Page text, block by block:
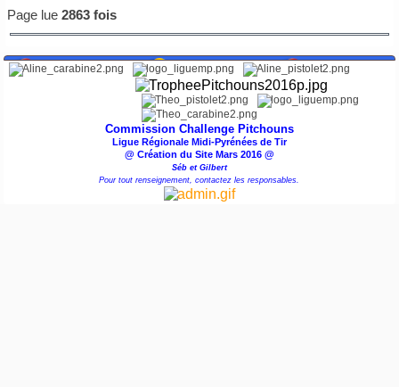
Page lue 2863 fois
Commission Challenge Pitchouns
Ligue Régionale Midi-Pyrénées de Tir
@ Création du Site Mars 2016 @
Séb et Gilbert
Pour tout renseignement, contactez les responsables.